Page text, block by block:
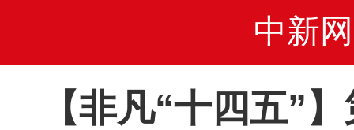
中新网
【非凡“十四五”